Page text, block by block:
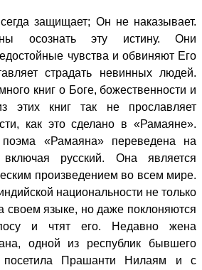
защищает; Он не наказывает.
осознать эту истину. Они
чувства и обвиняют Его
страдать невинных людей.
книг о Боге, божественности и
книг так не прославляет
как это сделано в «Рамаяне».
поэма «Рамаяна» переведена на
включая русский. Она является
произведением во всем мире.
национальности не только
своем языке, но даже поклоняются
и чтят его. Недавно жена
одной из республик бывшего
посетила Прашанти Нилаям и с